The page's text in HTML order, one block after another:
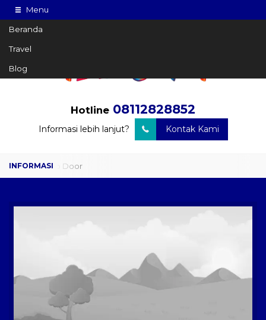
Menu
Beranda
Travel
Blog
Hotline 08112828852
Informasi lebih lanjut? Kontak Kami
Travel Door to Door
Paket Kilat
Pengiriman Barang